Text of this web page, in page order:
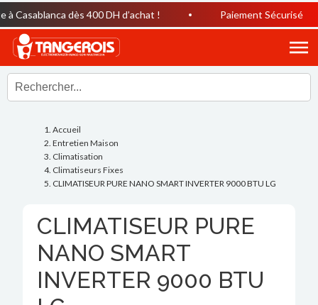
dès 400 DH d’achat ! Paiement Sécurisé
Accueil
Entretien Maison
Climatisation
Climatiseurs Fixes
CLIMATISEUR PURE NANO SMART INVERTER 9000 BTU LG
CLIMATISEUR PURE
NANO SMART
INVERTER 9000 BTU